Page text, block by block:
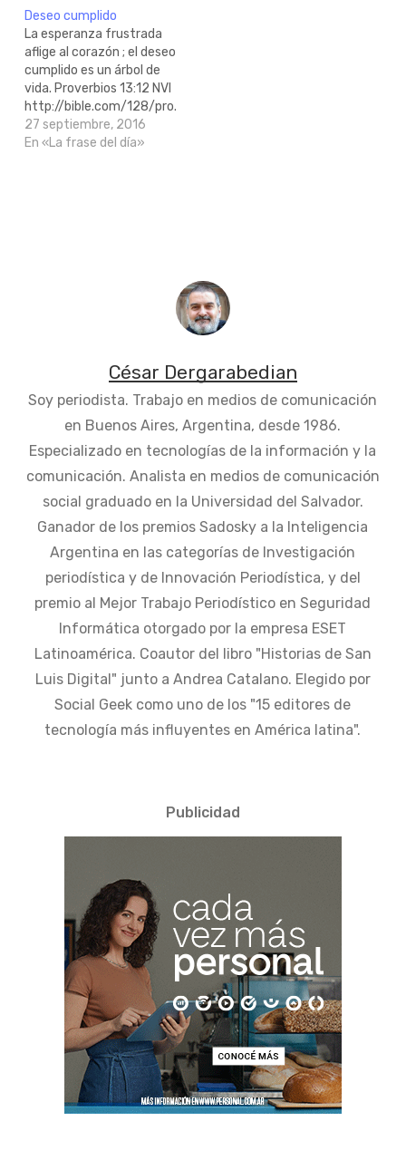
Deseo cumplido
La esperanza frustrada
aflige al corazón ; el deseo
cumplido es un árbol de
vida. Proverbios 13:12 NVI
http://bible.com/128/pro.13.12.NVI
27 septiembre, 2016
En «La frase del día»
César Dergarabedian
Soy periodista. Trabajo en medios de comunicación
en Buenos Aires, Argentina, desde 1986.
Especializado en tecnologías de la información y la
comunicación. Analista en medios de comunicación
social graduado en la Universidad del Salvador.
Ganador de los premios Sadosky a la Inteligencia
Argentina en las categorías de Investigación
periodística y de Innovación Periodística, y del
premio al Mejor Trabajo Periodístico en Seguridad
Informática otorgado por la empresa ESET
Latinoamérica. Coautor del libro "Historias de San
Luis Digital" junto a Andrea Catalano. Elegido por
Social Geek como uno de los "15 editores de
tecnología más influyentes en América latina".
Publicidad